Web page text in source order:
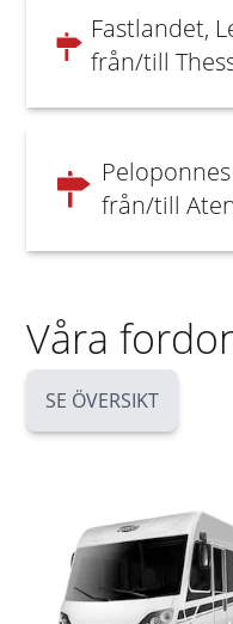
Fastlandet,
från/till
från/till
Våra
SE ÖVERSIKT